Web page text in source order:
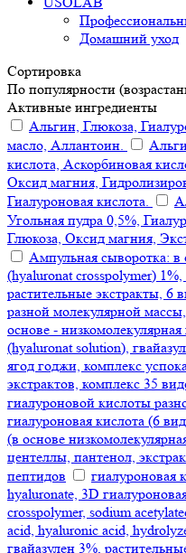
Домашний уход
Сортировка
По популярности
Активные ингредиенты
Альгин, Глюкоза,
масло, Аллантоин.
кислота, Аскорбиновая
Оксид магния,
Гиалуроновая кислота.
Угольная пудра 0,5%,
Глюкоза, Оксид магния,
Ампульная сыворотка: в
(hyaluronat crosspolymer) 1%,
растительные экстракты, 6
разной молекулярной
основе -
(hyaluronat solution),
ягод годжи, комплекс
экстрактов, комплекс 35
гиалуроновой кислоты
гиалуроновая кислота (6
(в основе
центеллы, пантенол,
пептидов
гиалуроновая
hyaluronate, 3D
crosspolymer, sodium
acid, hyaluronic acid,
гвайазулен 3%,